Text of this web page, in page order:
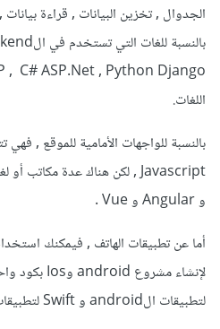
الجدوال , تخزين البيانات , قراءة بيانات
اللغات.
و Angular و Vue .
لتطبيقات الandroid و Swift لتطبيقات IOS .